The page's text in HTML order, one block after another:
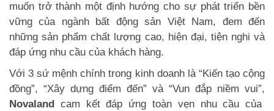
muốn trở thành một định hướng cho sự phát triển bền
vững của ngành bất động sản Việt Nam, đem đến
những sản phẩm chất lượng cao, hiện đại, tiện nghi và
đáp ứng nhu cầu của khách hàng.
Với 3 sứ mệnh chính trong kinh doanh là “Kiến tạo cộng
đồng”, “Xây dựng điểm đến” và “Vun đắp niềm vui”,
Novaland cam kết đáp ứng toàn vẹn nhu cầu của